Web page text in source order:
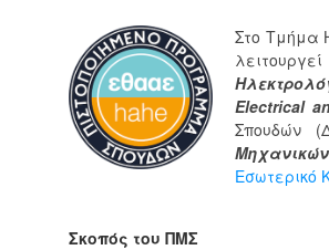
Στο Τμήμα
Electrical
Σπουδών
Εσωτερικό
Σκοπός του ΠΜΣ